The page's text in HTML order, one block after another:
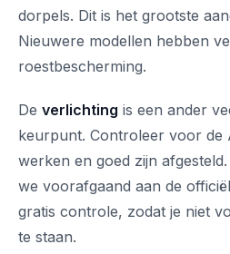
dorpels. Dit is het grootste
Nieuwere modellen hebben
roestbescherming.
De verlichting is een ander
keurpunt. Controleer voor de
werken en goed zijn
we voorafgaand aan de
gratis controle, zodat je niet
te staan.